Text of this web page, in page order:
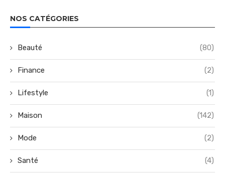
NOS CATÉGORIES
Beauté (80)
Finance (2)
Lifestyle (1)
Maison (142)
Mode (2)
Santé (4)